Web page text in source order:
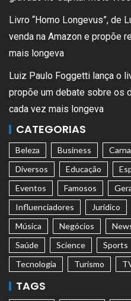
Livro “Homo Longevus”, de
venda na Amazon e propõe
mais longeva
Luiz Paulo Foggetti lança o
propõe um debate sobre os
cada vez mais longeva
CATEGORIAS
Beleza Business
Diversos
Educação
Eventos
Famosos
Influenciadores
Jurídico
Música
Negócios
Saúde
Science Sports
Tecnologia
Turismo
TAGS